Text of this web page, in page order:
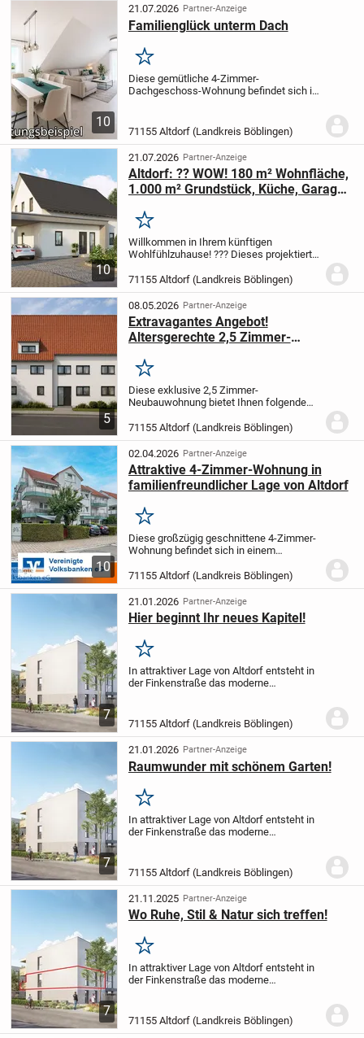
10
21.07.2026 Partner-Anzeige
Familienglück unterm Dach
Merken
Diese gemütliche 4-Zimmer-
Dachgeschoss-Wohnung befindet sich in
durchdachten Raumaufteilung sowie ihrer
naturnahen Lage.Auf ca. 84 m²...
71155 Altdorf (Landkreis Böblingen)
10
21.07.2026 Partner-Anzeige
Altdorf: ?? WOW! 180 m² Wohnfläche,
1.000 m² Grundstück, Küche, Garage
Merken
Willkommen in Ihrem künftigen
Wohlfühlzuhause! ??? Dieses projektierte
181,79 m² Wohnfläche auf einem
großzügigen Grundstück von 1000 m² -
hier ist Platz für...
71155 Altdorf (Landkreis Böblingen)
5
08.05.2026 Partner-Anzeige
Extravagantes Angebot!
Altersgerechte 2,5 Zimmer-
Ansprüche!
Merken
Diese exklusive 2,5 Zimmer-
Neubauwohnung bietet Ihnen folgende
Essbereich mit exklusivem
CharmeAbendstunden im Freien genießen
Sie auf dem Süd-BalkonStilvolles...
71155 Altdorf (Landkreis Böblingen)
10
02.04.2026 Partner-Anzeige
Attraktive 4-Zimmer-Wohnung in
familienfreundlicher Lage von Altdorf
Merken
Diese großzügig geschnittene 4-Zimmer-
Wohnung befindet sich in einem
Jahr 1998 in schöner, naturnaher und
besonders familienfreundlicher Lage von
Altdorf. Mit einer...
71155 Altdorf (Landkreis Böblingen)
7
21.01.2026 Partner-Anzeige
Hier beginnt Ihr neues Kapitel!
Merken
In attraktiver Lage von Altdorf entsteht in
der Finkenstraße das moderne
Mehrfamilienhäusern.Drei Hauseingänge
mit jeweils neun Wohnungen...
71155 Altdorf (Landkreis Böblingen)
7
21.01.2026 Partner-Anzeige
Raumwunder mit schönem Garten!
Merken
In attraktiver Lage von Altdorf entsteht in
der Finkenstraße das moderne
Mehrfamilienhäusern.Drei Hauseingänge
mit jeweils neun Wohnungen...
71155 Altdorf (Landkreis Böblingen)
7
21.11.2025 Partner-Anzeige
Wo Ruhe, Stil & Natur sich treffen!
Merken
In attraktiver Lage von Altdorf entsteht in
der Finkenstraße das moderne
Mehrfamilienhäusern.Drei Hauseingänge
mit jeweils neun Wohnungen...
71155 Altdorf (Landkreis Böblingen)